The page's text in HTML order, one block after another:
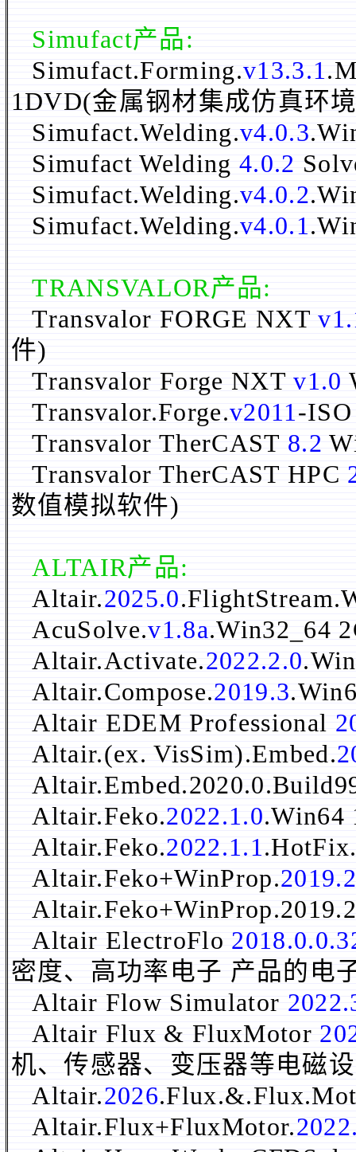
Simufact产品:
Simufact.Forming.v13.3.1
1DVD(金属钢材集成仿真环
Simufact.Welding.v4.0.3
Simufact Welding 4.0.2
Simufact.Welding.v4.0.2
Simufact.Welding.v4.0.1
TRANSVALOR产品:
Transvalor FORGE NXT
件)
Transvalor Forge NXTv1.0
Transvalor.Forge.v2011 -
Transvalor TherCAST 8.2
Transvalor TherCAST HPC
数值模拟软件)
ALTAIR产品:
Altair.2025.0
AcuSolve.v1.8a.Win32_64
Altair.Activate.2022.2.0
Altair.Compose.2019.3
Altair EDEM Professional
Altair.(ex. VisSim).Embed.
Altair.Feko.2022.1.0.Win64
Altair.Feko.2022.1.1
Altair.Feko+WinProp.2019.2
Altair ElectroFlo
密度、高功率电子 产品的电
Altair Flow Simulator
Altair Flux & FluxMotor
机、传感器、变压器等电磁
Altair.2026
Altair.Flux+FluxMotor.